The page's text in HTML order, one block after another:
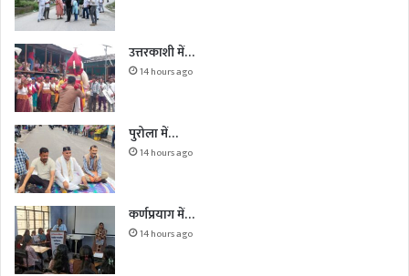
उत्तरकाशी में…
14 hours ago
पुरोला में…
14 hours ago
कर्णप्रयाग में…
14 hours ago